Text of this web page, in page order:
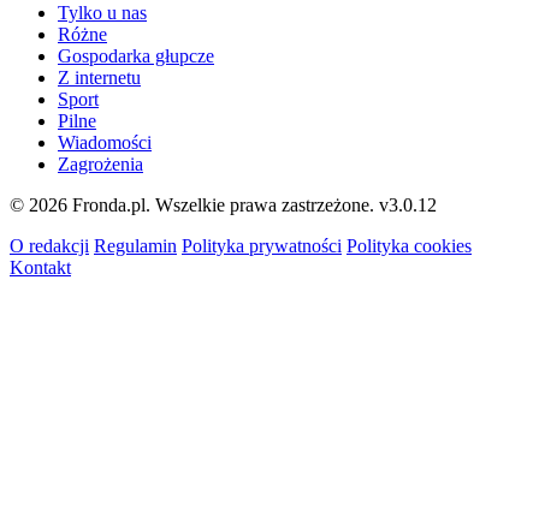
Tylko u nas
Różne
Gospodarka głupcze
Z internetu
Sport
Pilne
Wiadomości
Zagrożenia
© 2026 Fronda.pl. Wszelkie prawa zastrzeżone. v3.0.12
O redakcji Regulamin Polityka prywatności Polityka cookies
Kontakt